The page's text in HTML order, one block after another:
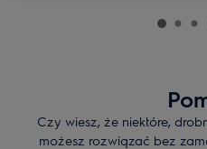
Czy wiesz, że niektóre,
możesz rozwiązać bez